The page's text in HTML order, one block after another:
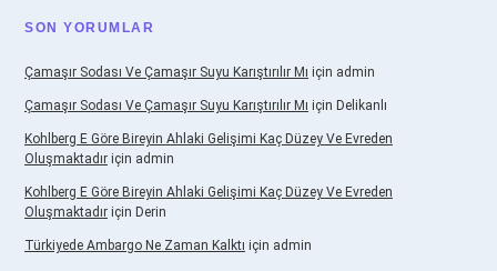
SON YORUMLAR
Çamaşır Sodası Ve Çamaşır Suyu Karıştırılır Mı için admin
Çamaşır Sodası Ve Çamaşır Suyu Karıştırılır Mı için Delikanlı
Kohlberg E Göre Bireyin Ahlaki Gelişimi Kaç Düzey Ve Evreden
Oluşmaktadır için admin
Kohlberg E Göre Bireyin Ahlaki Gelişimi Kaç Düzey Ve Evreden
Oluşmaktadır için Derin
Türkiyede Ambargo Ne Zaman Kalktı için admin